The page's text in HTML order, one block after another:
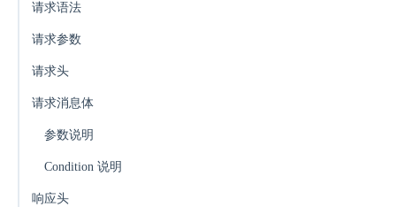
请求语法
请求参数
请求头
请求消息体
参数说明
Condition 说明
响应头